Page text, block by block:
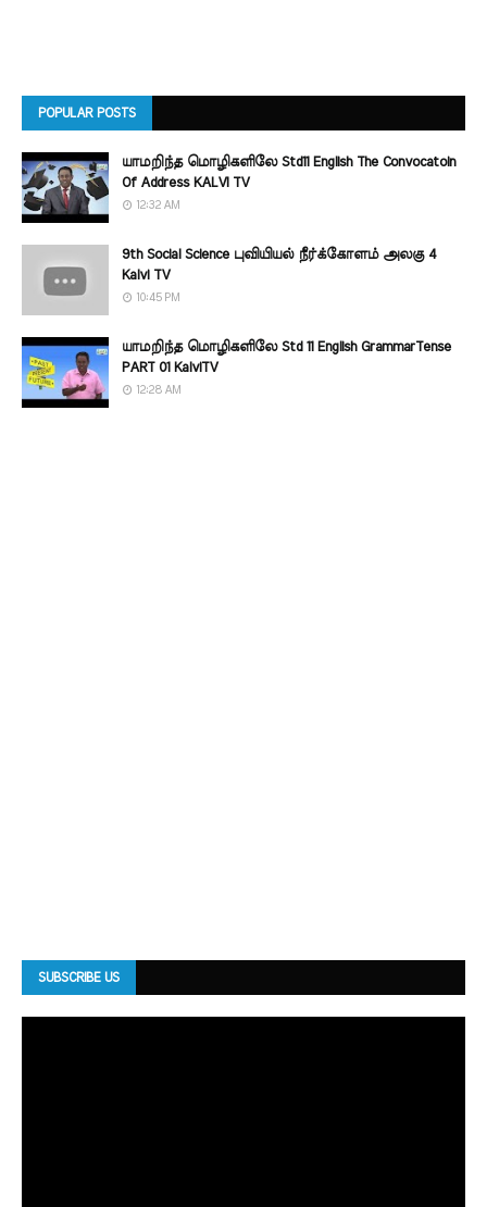
POPULAR POSTS
யாமறிந்த மொழிகளிலே Std11 English The Convocatoin
Of Address KALVI TV
12:32 AM
9th Social Science புவியியல் நீர்க்கோளம் அலகு 4
Kalvi TV
10:45 PM
யாமறிந்த மொழிகளிலே Std 11 English GrammarTense
PART 01 KalviTV
12:28 AM
SUBSCRIBE US